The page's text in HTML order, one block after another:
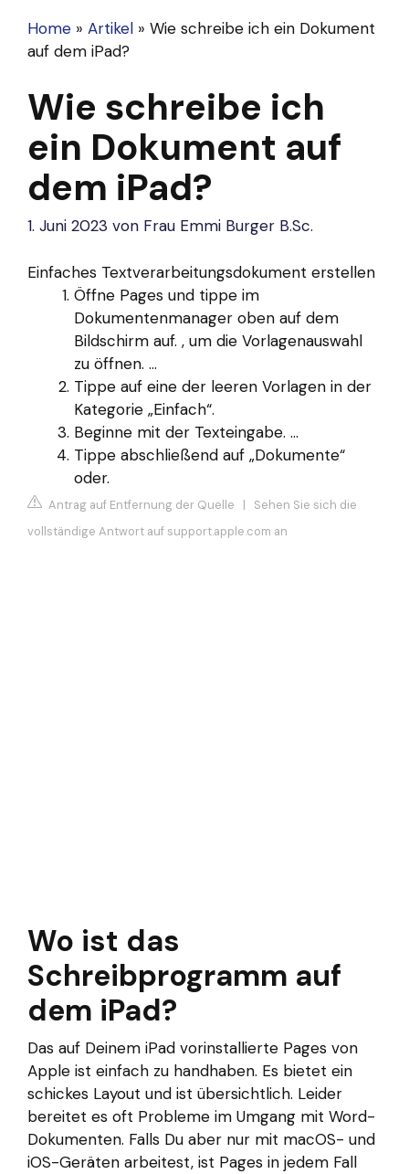
Home » Artikel » Wie schreibe ich ein Dokument
auf dem iPad?
Wie schreibe ich
ein Dokument auf
dem iPad?
1. Juni 2023 von Frau Emmi Burger B.Sc.
Einfaches Textverarbeitungsdokument erstellen
Öffne Pages und tippe im
Dokumentenmanager oben auf dem
Bildschirm auf. , um die Vorlagenauswahl
zu öffnen. ...
Tippe auf eine der leeren Vorlagen in der
Kategorie „Einfach“.
Beginne mit der Texteingabe. ...
Tippe abschließend auf „Dokumente“
oder.
Antrag auf Entfernung der Quelle | Sehen Sie sich die
vollständige Antwort auf support.apple.com an
Wo ist das
Schreibprogramm auf
dem iPad?
Das auf Deinem iPad vorinstallierte Pages von
Apple ist einfach zu handhaben. Es bietet ein
schickes Layout und ist übersichtlich. Leider
bereitet es oft Probleme im Umgang mit Word-
Dokumenten. Falls Du aber nur mit macOS- und
iOS-Geräten arbeitest, ist Pages in jedem Fall